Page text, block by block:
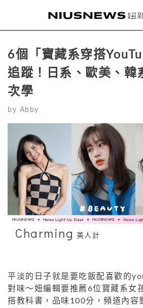
6個「寶藏系穿搭
追蹤！日系、歐美、韓
次學
by Abby
Charming 美人計
平淡的日子就是要吃飯配喜歡的
對味～妞編輯要推薦 6位寶藏系女
搭教科書，品味100分，頻道內容